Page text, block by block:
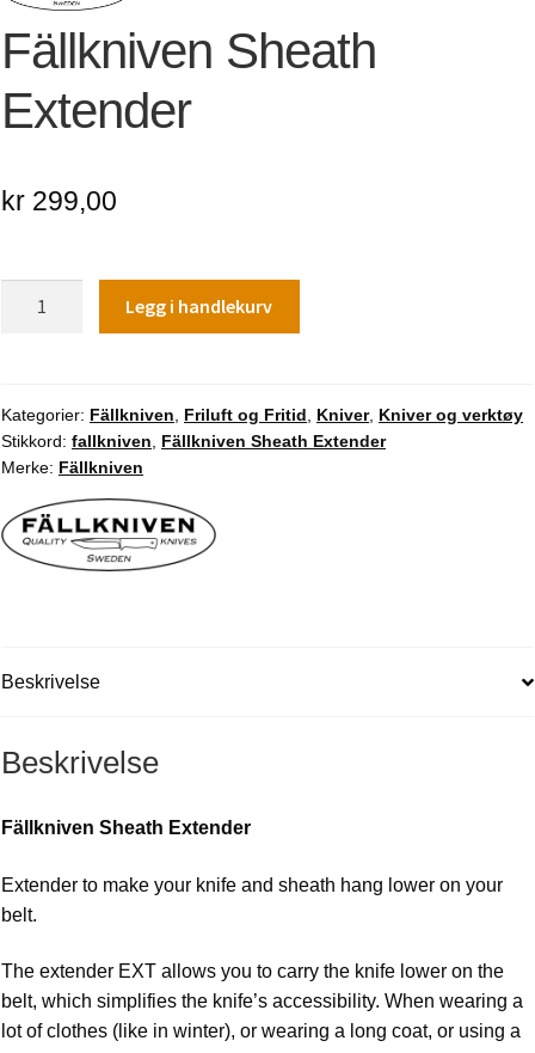
Fällkniven Sheath
Extender
kr 299,00
Legg i handlekurv
Kategorier: Fällkniven Friluft og Fritid Kniver, Kniver og verktøy
Stikkord: fallkniven
Fällkniven Sheath Extender
Merke: Fällkniven
Beskrivelse
Beskrivelse
Fällkniven Sheath Extender
Extender to make your knife and sheath hang lower on your
belt.
The extender EXT allows you to carry the knife lower on the
belt, which simplifies the knife’s accessibility. When wearing a
lot of clothes (like in winter), or wearing a long coat, or using a